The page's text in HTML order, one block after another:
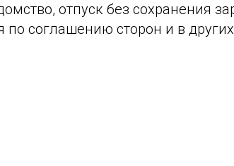
отпуск без сохранения
по соглашению сторон и в